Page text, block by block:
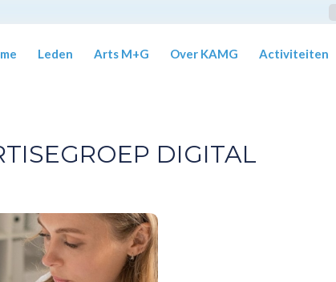
Leden Arts M+G Over KAMG Activiteiten
DIGITAL